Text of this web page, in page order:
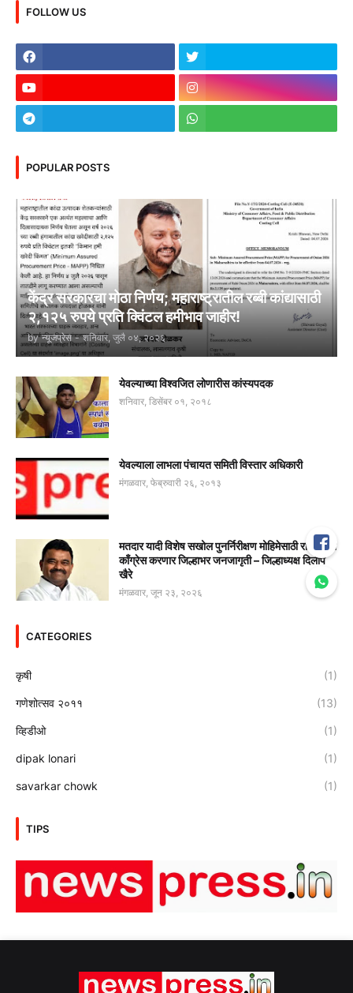
FOLLOW US
POPULAR POSTS
केंद्र सरकारचा मोठा निर्णय; महाराष्ट्रातील रब्बी कांद्यासाठी
२,१२५ रुपये प्रति क्विंटल हमीभाव जाहीर!
by न्यूजप्रेस - शनिवार, जुलै ०४, २०२६
येवल्याच्या विश्वजित लोणारीस कांस्यपदक
शनिवार, डिसेंबर ०१, २०१८
येवल्याला लाभला पंचायत समिती विस्तार अधिकारी
मंगळवार, फेब्रुवारी २६, २०१३
मतदार यादी विशेष सखोल पुनर्निरीक्षण मोहिमेसाठी राष्ट्रवादी
काँग्रेस करणार जिल्हाभर जनजागृती – जिल्हाध्यक्ष दिलीप
खैरे
मंगळवार, जून २३, २०२६
CATEGORIES
कृषी (1)
गणेशोत्सव २०११ (13)
व्हिडीओ (1)
dipak lonari (1)
savarkar chowk (1)
TIPS